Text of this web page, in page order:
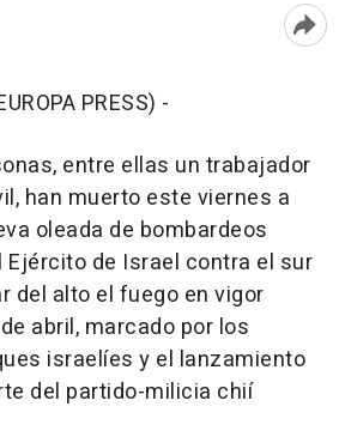
PRESS) -
entre ellas un trabajador
han muerto este viernes a
oleada de bombardeos
de Israel contra el sur
del alto el fuego en vigor
abril, marcado por los
israelíes y el lanzamiento
del partido-milicia chií